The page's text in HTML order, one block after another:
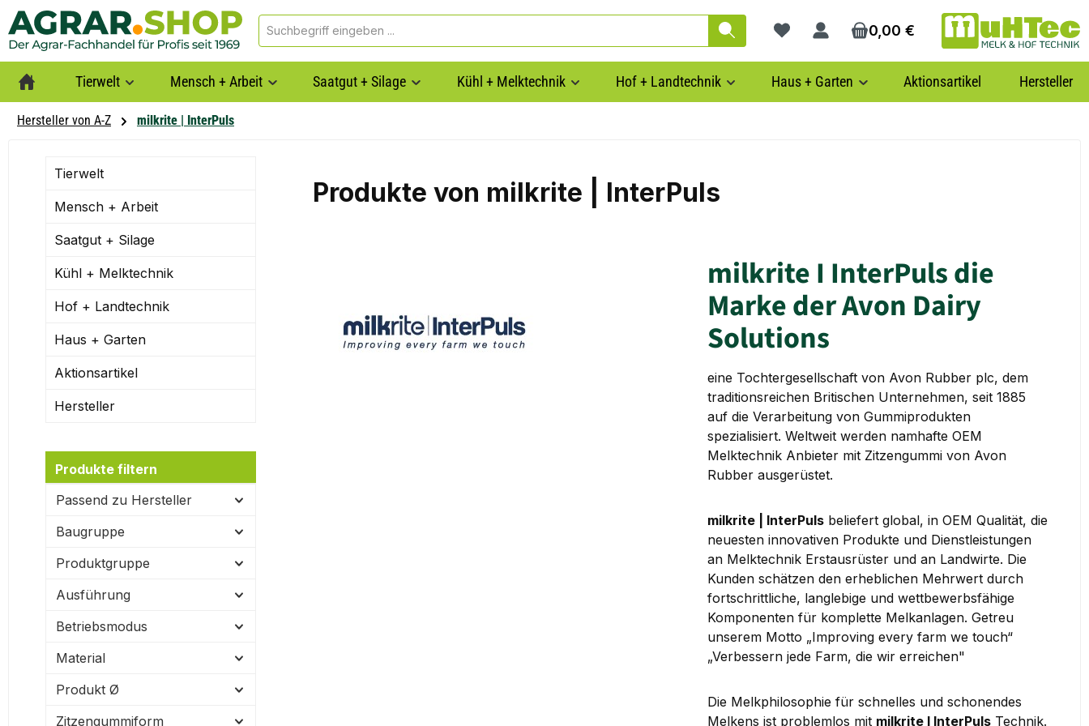
Zur Hauptnavigation springen
Du hast 0 Produkte auf dem Merkzettel
0,00 €
Tierwelt Mensch + Arbeit Saatgut + Silage Kühl + Melktechnik Hof + Landtechnik Haus + Garten Aktionsartikel Hersteller
Hersteller von A-Z milkrite | InterPuls
Tierwelt
Mensch + Arbeit
Saatgut + Silage
Kühl + Melktechnik
Hof + Landtechnik
Haus + Garten
Aktionsartikel
Hersteller
Produkte filtern
Passend zu Hersteller
Baugruppe
Produktgruppe
Ausführung
Betriebsmodus
Material
Produkt Ø
Zitzengummiform
Produkte von milkrite | InterPuls
milkrite I InterPulsdie
Marke der Avon Dairy
Solutions
eine Tochtergesellschaft von Avon Rubber plc, dem
traditionsreichen Britischen Unternehmen, seit 1885
auf die Verarbeitung von Gummiprodukten
spezialisiert. Weltweit werden namhafte OEM
Melktechnik Anbieter mit Zitzengummi von Avon
Rubber ausgerüstet.
milkrite | InterPuls beliefert global, in OEM Qualität, die
neuesten innovativen Produkte und Dienstleistungen
an Melktechnik Erstausrüster und an Landwirte. Die
Kunden schätzen den erheblichen Mehrwert durch
fortschrittliche, langlebige und wettbewerbsfähige
Komponenten für komplette Melkanlagen. Getreu
unserem Motto „Improving every farm we touch“
„Verbessern jede Farm, die wir erreichen"
Die Melkphilosophie für schnelles und schonendes
Melkens ist problemlos mit milkrite I InterPuls Technik.